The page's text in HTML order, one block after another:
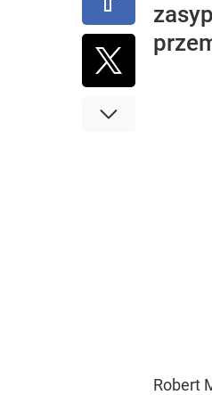
Robert